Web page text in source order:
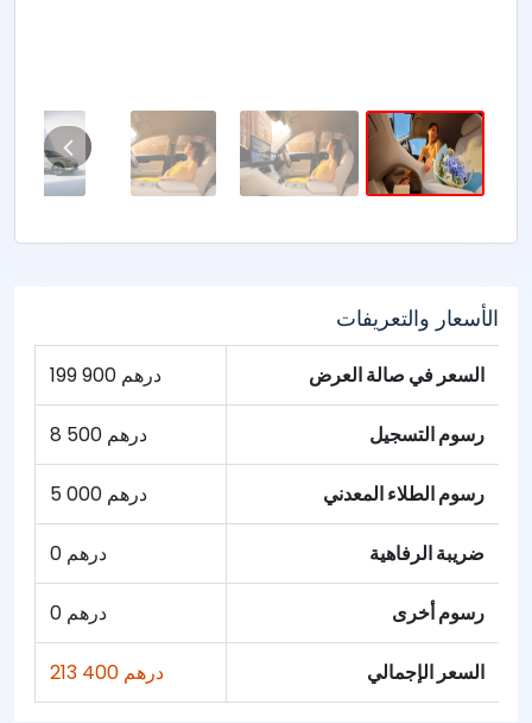
الأسعار والتعريفات
السعر في صالة العرض 199 900 درهم
رسوم التسجيل 8 500 درهم
رسوم الطلاء المعدني 5 000 درهم
ضريبة الرفاهية 0 درهم
رسوم أخرى 0 درهم
السعر الإجمالي 213 400 درهم